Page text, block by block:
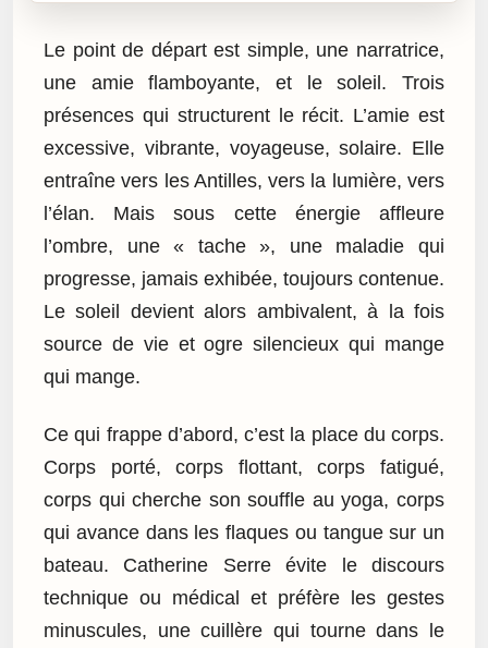
Le point de départ est simple, une narratrice,
une amie flamboyante, et le soleil. Trois
présences qui structurent le récit. L’amie est
excessive, vibrante, voyageuse, solaire. Elle
entraîne vers les Antilles, vers la lumière, vers
l’élan. Mais sous cette énergie affleure
l’ombre, une « tache », une maladie qui
progresse, jamais exhibée, toujours contenue.
Le soleil devient alors ambivalent, à la fois
source de vie et ogre silencieux qui mange
qui mange.
Ce qui frappe d’abord, c’est la place du corps.
Corps porté, corps flottant, corps fatigué,
corps qui cherche son souffle au yoga, corps
qui avance dans les flaques ou tangue sur un
bateau. Catherine Serre évite le discours
technique ou médical et préfère les gestes
minuscules, une cuillère qui tourne dans le